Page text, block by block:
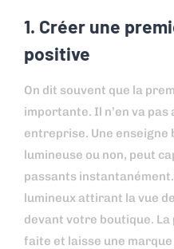
1. Créer une
positive
On dit souvent que la
importante. Il n’en va
entreprise. Une enseigne
lumineuse ou non, peut
passants
lumineux attirant la vue
devant votre boutique.
faite et laisse une